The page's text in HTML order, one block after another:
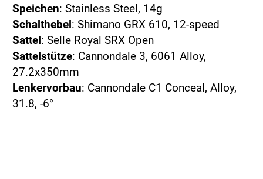
Speichen: Stainless Steel, 14g
Schalthebel: Shimano GRX 610, 12-speed
Sattel: Selle Royal SRX Open
Sattelstütze: Cannondale 3, 6061 Alloy,
27.2x350mm
Lenkervorbau: Cannondale C1 Conceal, Alloy,
31.8, -6°